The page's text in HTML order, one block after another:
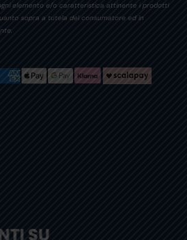
elemento e/o caratteristica attinente i prodotti
sopra a tutela del consumatore ed in